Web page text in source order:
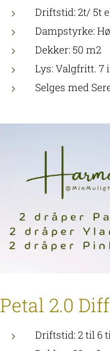
Driftstid: 2t/ 5t
Dampstyrke:
Dekker: 50 m2
Lys: Valgfritt. 7
Selges med
Petal 2.0
Driftstid: 2 til 6